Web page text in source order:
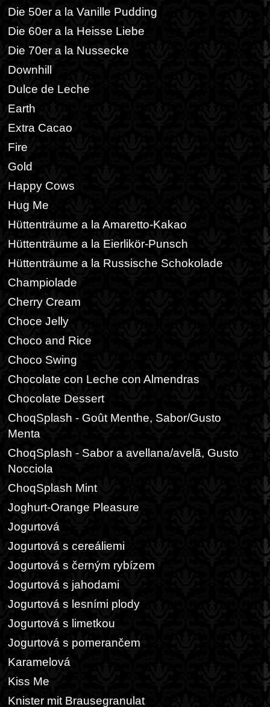
Die 50er a la Vanille Pudding
Die 60er a la Heisse Liebe
Die 70er a la Nussecke
Downhill
Dulce de Leche
Earth
Extra Cacao
Fire
Gold
Happy Cows
Hug Me
Hüttenträume a la Amaretto-Kakao
Hüttenträume a la Eierlikör-Punsch
Hüttenträume a la Russische Schokolade
Champiolade
Cherry Cream
Choce Jelly
Choco and Rice
Choco Swing
Chocolate con Leche con Almendras
Chocolate Dessert
ChoqSplash - Goût Menthe, Sabor/Gusto
Menta
ChoqSplash - Sabor a avellana/avelã, Gusto
Nocciola
ChoqSplash Mint
Joghurt-Orange Pleasure
Jogurtová
Jogurtová s cereáliemi
Jogurtová s černým rybízem
Jogurtová s jahodami
Jogurtová s lesními plody
Jogurtová s limetkou
Jogurtová s pomerančem
Karamelová
Kiss Me
Knister mit Brausegranulat